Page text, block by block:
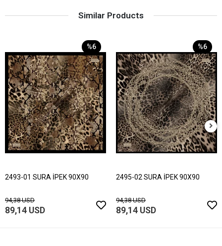
Similar Products
%6
2493-01 SURA İPEK 90X90
94,38 USD
89,14 USD
%6
2495-02 SURA İPEK 90X90
94,38 USD
89,14 USD